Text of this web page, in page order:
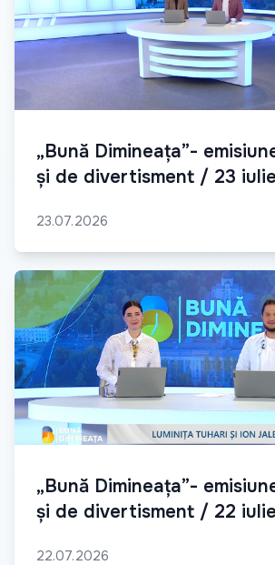
„Bună Dimineața”-
și de divertisment / 23
23.07.2026
„Bună Dimineața”-
și de divertisment / 22
22.07.2026